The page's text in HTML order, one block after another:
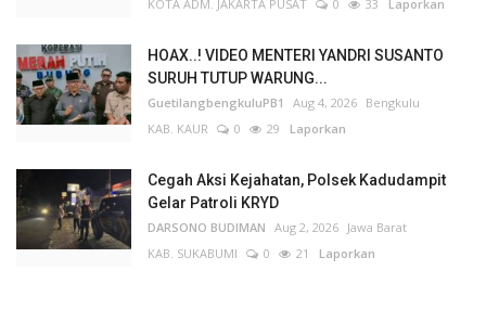
KOTA ADM. JAKARTA PUSAT 0 33 Laporkan
HOAX..! VIDEO MENTERI YANDRI SUSANTO
SURUH TUTUP WARUNG...
GuetilangbengkuluPB1 Aug 4, 2026 Bengkulu
KAB. KAUR
0 29 Laporkan
Cegah Aksi Kejahatan, Polsek Kadudampit
Gelar Patroli KRYD
DARSONO BUDIMAN Aug 2, 2026 Jawa Barat
KAB. SUKABUMI
0 21 Laporkan